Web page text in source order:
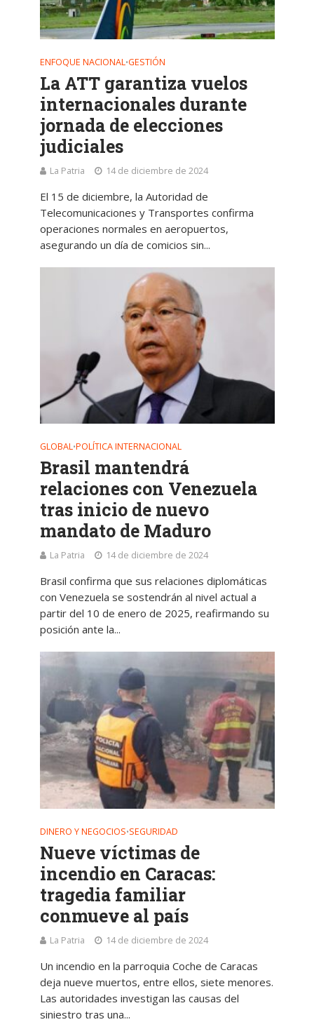
ENFOQUE NACIONAL•GESTIÓN
La ATT garantiza vuelos
internacionales durante
jornada de elecciones
judiciales
La Patria 14 de diciembre de 2024
El 15 de diciembre, la Autoridad de
Telecomunicaciones y Transportes confirma
operaciones normales en aeropuertos,
asegurando un día de comicios sin...
GLOBAL•POLÍTICA INTERNACIONAL
Brasil mantendrá
relaciones con Venezuela
tras inicio de nuevo
mandato de Maduro
La Patria 14 de diciembre de 2024
Brasil confirma que sus relaciones diplomáticas
con Venezuela se sostendrán al nivel actual a
partir del 10 de enero de 2025, reafirmando su
posición ante la...
DINERO Y NEGOCIOS•SEGURIDAD
Nueve víctimas de
incendio en Caracas:
tragedia familiar
conmueve al país
La Patria 14 de diciembre de 2024
Un incendio en la parroquia Coche de Caracas
deja nueve muertos, entre ellos, siete menores.
Las autoridades investigan las causas del
siniestro tras una...